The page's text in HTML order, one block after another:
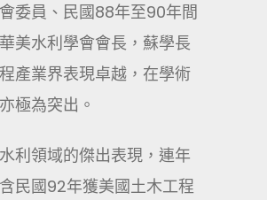
委員、民國88年至90年間
美水利學會會長，蘇學長
產業界表現卓越，在學術
極為突出。
利領域的傑出表現，連年
民國92年獲美國土木工程